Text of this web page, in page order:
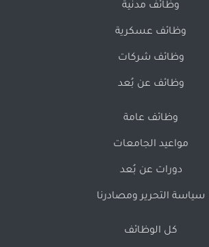
وظائف مدنية
وظائف عسكرية
وظائف شركات
وظائف عن بُعد
وظائف عامة
مواعيد الجامعات
دورات عن بُعد
سياسة التحرير ومصادرنا
كل الوظائف